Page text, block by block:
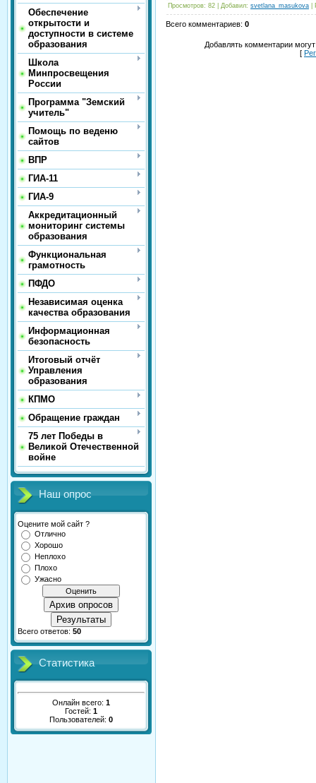
Обеспечение
открытости и
доступности в системе
образования
Школа
Минпросвещения
России
Программа "Земский
учитель"
Помощь по веденю
сайтов
ВПР
ГИА-11
ГИА-9
Аккредитационный
мониторинг системы
образования
Функциональная
грамотность
ПФДО
Независимая оценка
качества образования
Информационная
безопасность
Итоговый отчёт
Управления
образования
КПМО
Обращение граждан
75 лет Победы в
Великой Отечественной
войне
Наш опрос
Оцените мой сайт ?
Отлично
Хорошо
Неплохо
Плохо
Ужасно
Архив опросов
Результаты
Всего ответов: 50
Статистика
Онлайн всего: 1
Гостей: 1
Пользователей: 0
Просмотров: 82 Добавил: svetlana_masukova
Всего комментариев: 0
Добавлять комментарии
[